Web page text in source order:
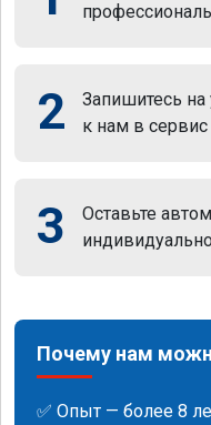
2
Запишитесь
к нам в сервис
3
Оставьте
Почему нам
✅ Опыт — более 8